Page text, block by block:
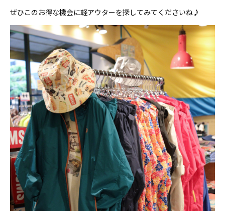
ぜひこのお得な機会に軽アウターを探してみてくださいね♪